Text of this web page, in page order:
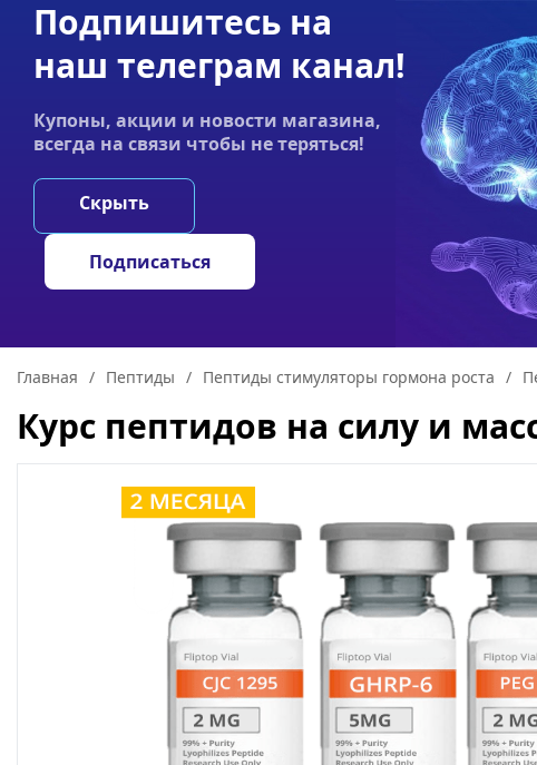
Акции Оплата Статьи
График работы:
Пн-пт 9:00–19:00
E-
НООТРОПЫ ГРИБЫ
Главная / Пептиды / Пептиды стимуляторы гормона роста /
Курс пептидов на силу и
Подпишитесь на
наш телеграм канал!
Купоны, акции и новости магазина,
всегда на связи чтобы не теряться!
Скрыть
Подписаться